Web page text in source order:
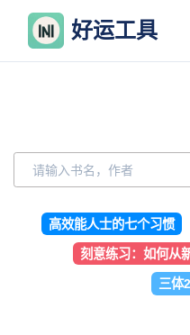
好运工具
高效能人士的七个习惯
刻意练习：如何从
三体